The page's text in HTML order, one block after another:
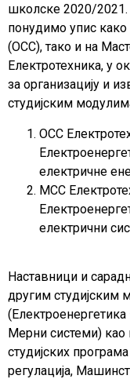
школске 2020/
понудимо упис како
(ОСС), тако и на
Електротехника, у
за организацију и
студијским
ОСС
електричне
МСС
електрични
Наставници и
другим студијским
Мерни системи) као
студијских
регулација,